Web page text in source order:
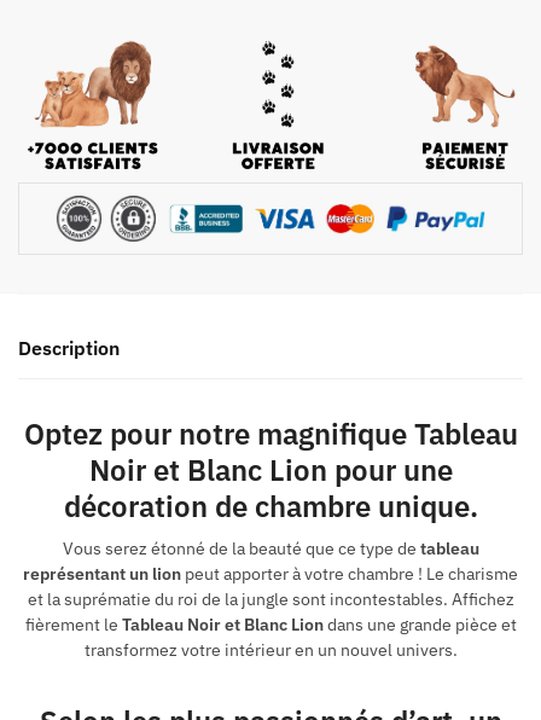
Description
Optez pour notre magnifique Tableau
Noir et Blanc Lion pour une
décoration de chambre unique.
Vous serez étonné de la beauté que ce type de tableau
représentant un lion peut apporter à votre chambre ! Le charisme
et la suprématie du roi de la jungle sont incontestables. Affichez
fièrement le Tableau Noir et Blanc Liondans une grande pièce et
transformez votre intérieur en un nouvel univers.